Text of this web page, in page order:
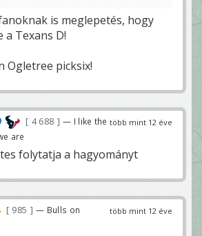
is meglepetés, hogy
a Texans D!
Ogletree picksix!
több mint 12 éve
4 688
— I like the
are
folytatja a hagyományt
több mint 12 éve
985
— Bulls on